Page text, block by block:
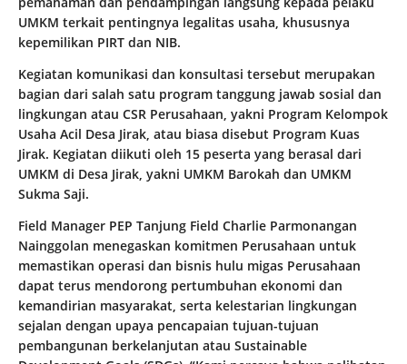
UMKM terkait pentingnya legalitas usaha, khususnya
kepemilikan PIRT dan NIB.
Kegiatan komunikasi dan konsultasi tersebut merupakan
bagian dari salah satu program tanggung jawab sosial dan
lingkungan atau CSR Perusahaan, yakni Program Kelompok
Usaha Acil Desa Jirak, atau biasa disebut Program Kuas
Jirak. Kegiatan diikuti oleh 15 peserta yang berasal dari
UMKM di Desa Jirak, yakni UMKM Barokah dan UMKM
Sukma Saji.
Field Manager PEP Tanjung Field Charlie Parmonangan
Nainggolan menegaskan komitmen Perusahaan untuk
memastikan operasi dan bisnis hulu migas Perusahaan
dapat terus mendorong pertumbuhan ekonomi dan
kemandirian masyarakat, serta kelestarian lingkungan
sejalan dengan upaya pencapaian tujuan-tujuan
pembangunan berkelanjutan atau Sustainable